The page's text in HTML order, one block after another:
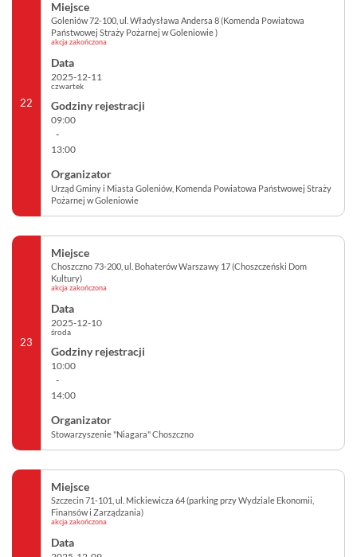
22
Goleniów 72-100, ul. Władysława Andersa 8 (Komenda Powiatowa
Państwowej Straży Pożarnej w Goleniowie )
akcja zakończona
2025-12-11
czwartek
09:00
-
13:00
Urząd Gminy i Miasta Goleniów, Komenda Powiatowa Państwowej Straży
Pożarnej w Goleniowie
23
Choszczno 73-200, ul. Bohaterów Warszawy 17 (Choszczeński Dom
Kultury)
akcja zakończona
2025-12-10
środa
10:00
-
14:00
Stowarzyszenie "Niagara" Choszczno
Szczecin 71-101, ul. Mickiewicza 64 (parking przy Wydziale Ekonomii,
Finansów i Zarządzania)
akcja zakończona